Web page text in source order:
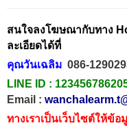
สนใจลงโฆษณากับทาง
ละเอียดได้ที่
คุณวันเฉลิม 086-
LINE ID :
Email :
ทางเราเป็นเว็บไซต์ให้ข้อ